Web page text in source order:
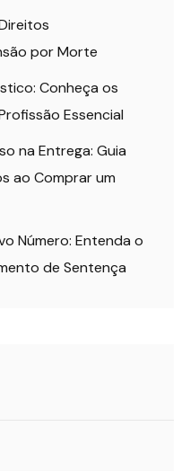
por Morte
Conheça os
Essencial
na Entrega: Guia
ao Comprar um
Número: Entenda o
de Sentença